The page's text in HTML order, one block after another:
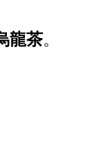
龍茶。